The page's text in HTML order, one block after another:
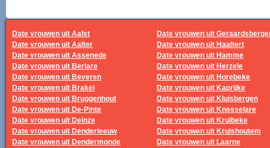
Date vrouwen uit Aalst
Date vrouwen uit Aalter
Date vrouwen uit Assenede
Date vrouwen uit Berlare
Date vrouwen uit Beveren
Date vrouwen uit Brakel
Date vrouwen uit Bruggenhout
Date vrouwen uit De-Pinte
Date vrouwen uit Deinze
Date vrouwen uit Denderleeuw
Date vrouwen uit Dendermonde
Date vrouwen uit
Date vrouwen uit Haaltert
Date vrouwen uit Hamme
Date vrouwen uit Herzele
Date vrouwen uit Horebeke
Date vrouwen uit Kaprijke
Date vrouwen uit Kluisbergen
Date vrouwen uit Knesselare
Date vrouwen uit Kruibeke
Date vrouwen uit Kruishoutem
Date vrouwen uit Laarne